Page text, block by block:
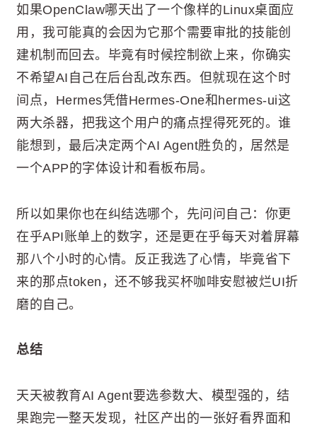
如果OpenClaw哪天出了一个像样的Linux桌面应
用，我可能真的会因为它那个需要审批的技能创
建机制而回去。毕竟有时候控制欲上来，你确实
不希望AI自己在后台乱改东西。但就现在这个时
间点，Hermes凭借Hermes-One和hermes-ui这
两大杀器，把我这个用户的痛点捏得死死的。谁
能想到，最后决定两个AI Agent胜负的，居然是
一个APP的字体设计和看板布局。
所以如果你也在纠结选哪个，先问问自己：你更
在乎API账单上的数字，还是更在乎每天对着屏幕
那八个小时的心情。反正我选了心情，毕竟省下
来的那点token，还不够我买杯咖啡安慰被烂UI折
磨的自己。
总结
天天被教育AI Agent要选参数大、模型强的，结
果跑完一整天发现，社区产出的一张好看界面和